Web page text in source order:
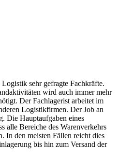
sehr gefragte Fachkräfte.
wird auch immer mehr
Der Fachlagerist arbeitet im
Logistikfirmen. Der Job an
Die Hauptaufgaben eines
alle Bereiche des Warenverkehrs
In den meisten Fällen reicht dies
bis hin zum Versand der